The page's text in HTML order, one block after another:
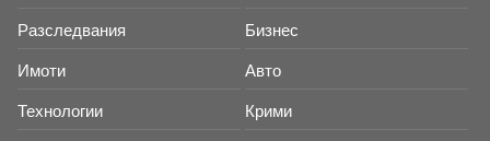
Разследвания Бизнес
Имоти Авто
Технологии Крими